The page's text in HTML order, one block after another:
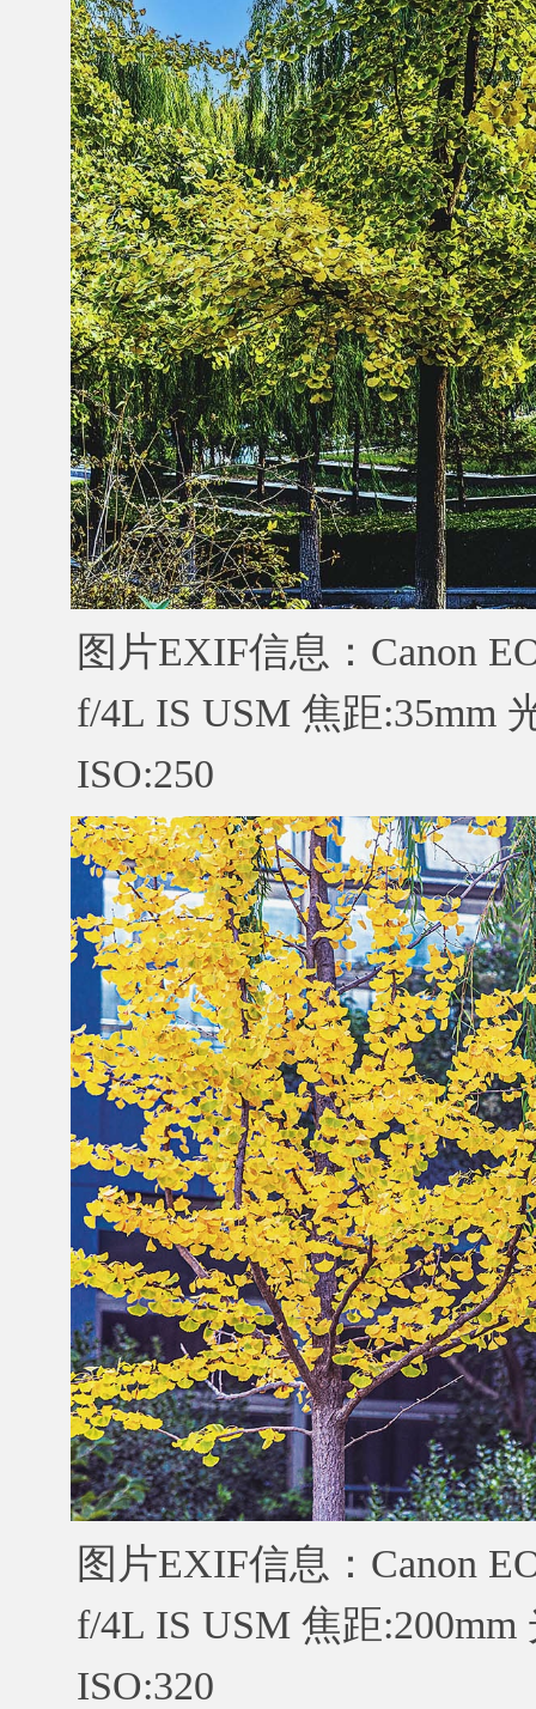
图片EXIF信息：Canon
f/4L IS USM 焦距:35mm
ISO:250
图片EXIF信息：Canon
f/4L IS USM 焦距
ISO:320